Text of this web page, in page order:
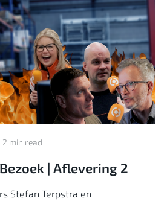
2 min read
| Aflevering 2
Stefan Terpstra en